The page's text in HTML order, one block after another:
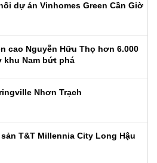
dự án Vinhomes Green Cần Giờ
cao Nguyễn Hữu Thọ hơn 6.000
khu Nam bứt phá
Nhơn Trạch
T&T Millennia City Long Hậu